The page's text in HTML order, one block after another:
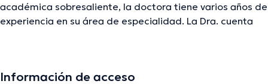
académica sobresaliente, la doctora tiene varios años de
experiencia en su área de especialidad. La Dra. cuenta
Romero Beltran ha participado en diversas conferencias
Información de acceso